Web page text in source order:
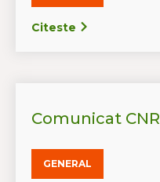
Citeste
Comunicat CNR
GENERAL